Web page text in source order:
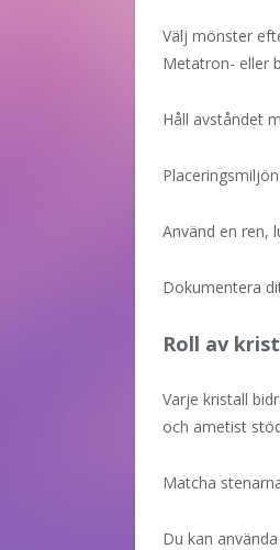
Välj mönster
Metatron- eller
Håll avståndet
Använd en ren,
Dokumentera
Roll av
Varje kristall
och ametist
Matcha
Du kan